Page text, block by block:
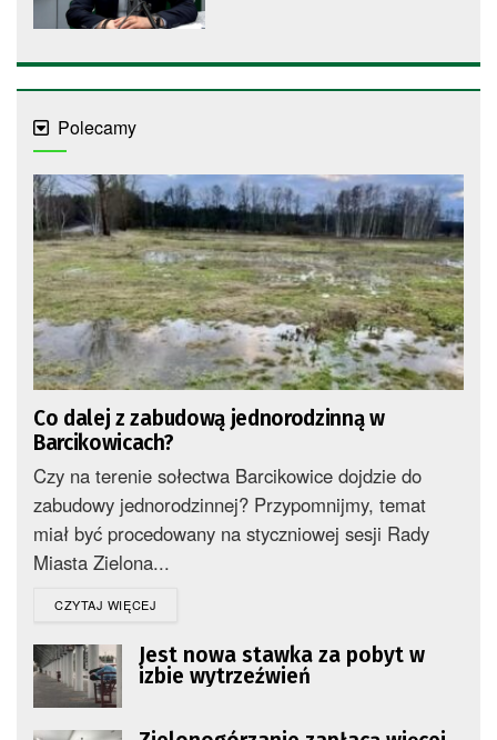
Polecamy
Co dalej z zabudową jednorodzinną w
Barcikowicach?
Czy na terenie sołectwa Barcikowice dojdzie do
zabudowy jednorodzinnej? Przypomnijmy, temat
miał być procedowany na styczniowej sesji Rady
Miasta Zielona...
CZYTAJ WIĘCEJ
Jest nowa stawka za pobyt w
izbie wytrzeźwień